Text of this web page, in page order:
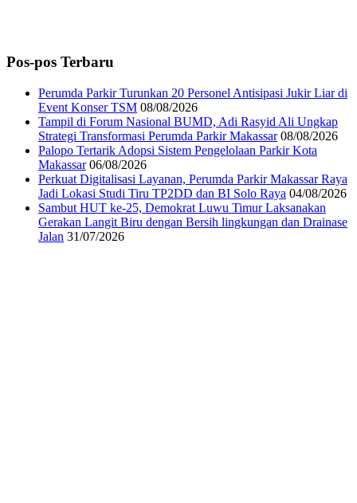
Pos-pos Terbaru
Perumda Parkir Turunkan 20 Personel Antisipasi Jukir Liar di
Event Konser TSM 08/08/2026
Tampil di Forum Nasional BUMD, Adi Rasyid Ali Ungkap
Strategi Transformasi Perumda Parkir Makassar 08/08/2026
Palopo Tertarik Adopsi Sistem Pengelolaan Parkir Kota
Makassar 06/08/2026
Perkuat Digitalisasi Layanan, Perumda Parkir Makassar Raya
Jadi Lokasi Studi Tiru TP2DD dan BI Solo Raya 04/08/2026
Sambut HUT ke-25, Demokrat Luwu Timur Laksanakan
Gerakan Langit Biru dengan Bersih lingkungan dan Drainase
Jalan 31/07/2026